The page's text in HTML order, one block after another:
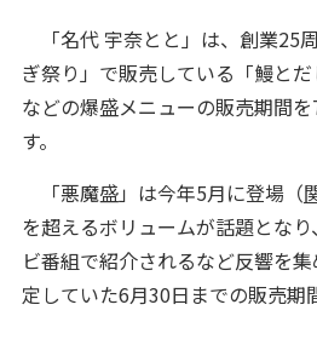
「名代 宇奈とと」は、創業25
ぎ祭り」で販売している「鰻とだ
などの爆盛メニューの販売期間
す。
「悪魔盛」は今年5月に登場（
を超えるボリュームが話題とな
ビ番組で紹介されるなど反響を
定していた6月30日までの販売期